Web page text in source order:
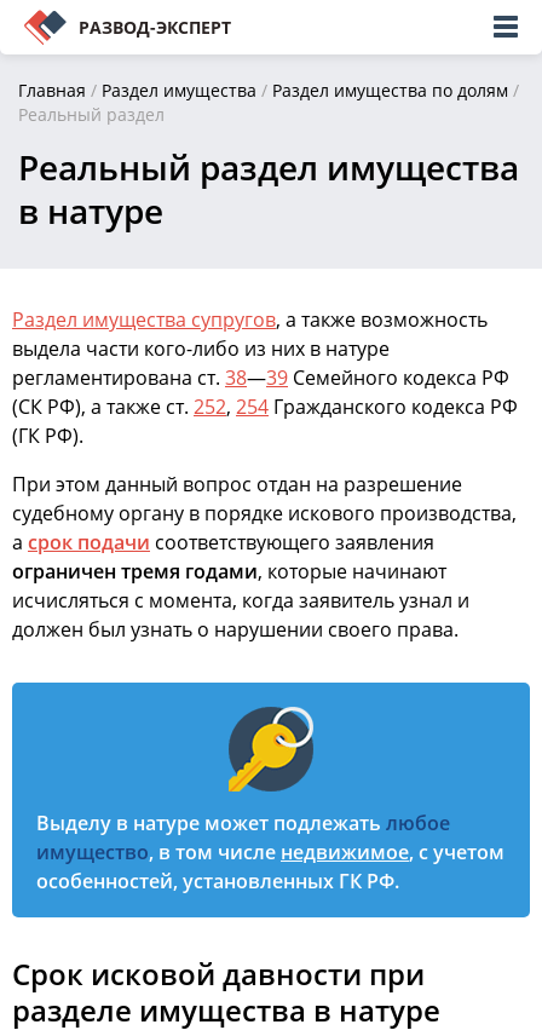
РАЗВОД-ЭКСПЕРТ
Главная / Раздел имущества / Раздел имущества по долям /
Реальный раздел
Реальный раздел имущества
в натуре
Раздел имущества супругов, а также возможность
выдела части кого-либо из них в натуре
регламентирована ст. 38—39 Семейного кодекса РФ
(СК РФ), а также ст. 252, 254 Гражданского кодекса РФ
(ГК РФ).
При этом данный вопрос отдан на разрешение
судебному органу в порядке искового производства,
а срок подачи соответствующего заявления
ограничен тремя годами, которые начинают
исчисляться с момента, когда заявитель узнал и
должен был узнать о нарушении своего права.
Выделу в натуре может подлежать любое
имущество, в том числе недвижимое, с учетом
особенностей, установленных ГК РФ.
Срок исковой давности при
разделе имущества в натуре